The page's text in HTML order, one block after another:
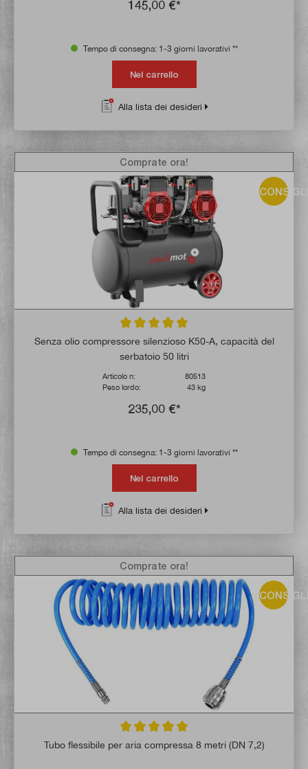
145,00 €*
Tempo di consegna: 1-3 giorni lavorativi **
Nel carrello
Alla lista dei desideri
Valutazione media di 5 su 5 stelle
Senza olio compressore silenzioso K50-A, capacità del
serbatoio 50 litri
Articolo n:
80513
Peso lordo:
43 kg
235,00 €*
Comprate ora!
Tempo di consegna: 1-3 giorni lavorativi **
Nel carrello
Alla lista dei desideri
Valutazione media di 5 su 5 stelle
Tubo flessibile per aria compressa 8 metri (DN 7,2)
Comprate ora!